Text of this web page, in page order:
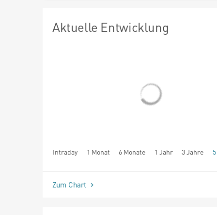
Aktuelle Entwicklung
Intraday 1 Monat 6 Monate 1 Jahr 3 Jahre
seit Beginn
Zum Chart